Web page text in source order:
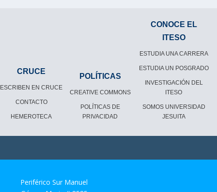
CRUCE
ESCRIBEN EN CRUCE
CONTACTO
HEMEROTECA
POLÍTICAS
CREATIVE COMMONS
POLÍTICAS DE
PRIVACIDAD
CONOCE EL
ITESO
ESTUDIA UNA CARRERA
ESTUDIA UN POSGRADO
INVESTIGACIÓN DEL
ITESO
SOMOS UNIVERSIDAD
JESUITA
Periférico Sur Manuel